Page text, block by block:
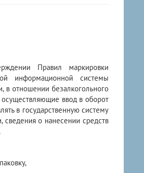
Правил маркировки
информационной системы
в отношении безалкогольного
осуществляющие ввод в оборот
в государственную систему
сведения о нанесении средств